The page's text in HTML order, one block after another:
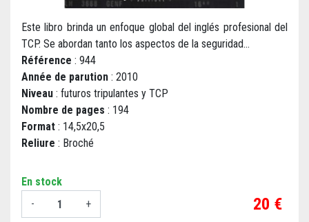
Este libro brinda un enfoque global del inglés profesional del
TCP. Se abordan tanto los aspectos de la seguridad...
Référence : 944
Année de parution : 2010
Niveau : futuros tripulantes y TCP
Nombre de pages : 194
Format : 14,5x20,5
Reliure : Broché
En stock
-
+ Prix
20 €